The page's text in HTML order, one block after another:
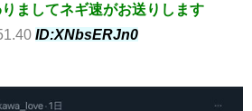
ましてネギ速がお送りします
ID:XNbsERJn0